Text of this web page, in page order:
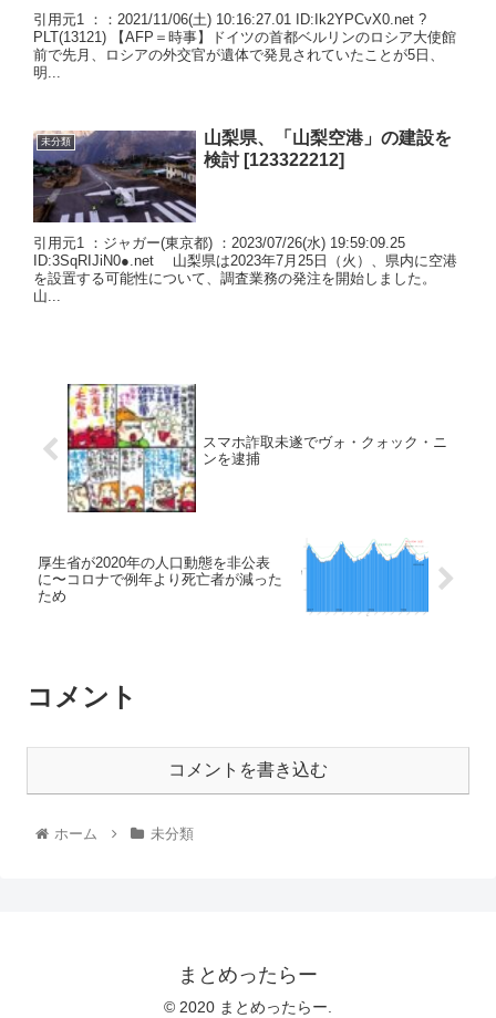
引用元1 ：：2021/11/06(土) 10:16:27.01 ID:Ik2YPCvX0.net ?
PLT(13121) 【AFP＝時事】ドイツの首都ベルリンのロシア大使館
前で先月、ロシアの外交官が遺体で発見されていたことが5日、
明...
未分類
山梨県、「山梨空港」の建設を
検討 [123322212]
引用元1 ：ジャガー(東京都) ：2023/07/26(水) 19:59:09.25
ID:3SqRIJiN0●.net 山梨県は2023年7月25日（火）、県内に空港
を設置する可能性について、調査業務の発注を開始しました。
山...
スマホ詐取未遂でヴォ・クォック・ニ
ンを逮捕
厚生省が2020年の人口動態を非公表
に〜コロナで例年より死亡者が減った
ため
コメント
コメントを書き込む
ホーム 未分類
まとめったらー
© 2020 まとめったらー.